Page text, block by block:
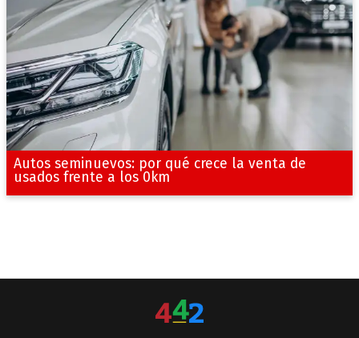
Autos seminuevos: por qué crece la venta de
usados frente a los 0km